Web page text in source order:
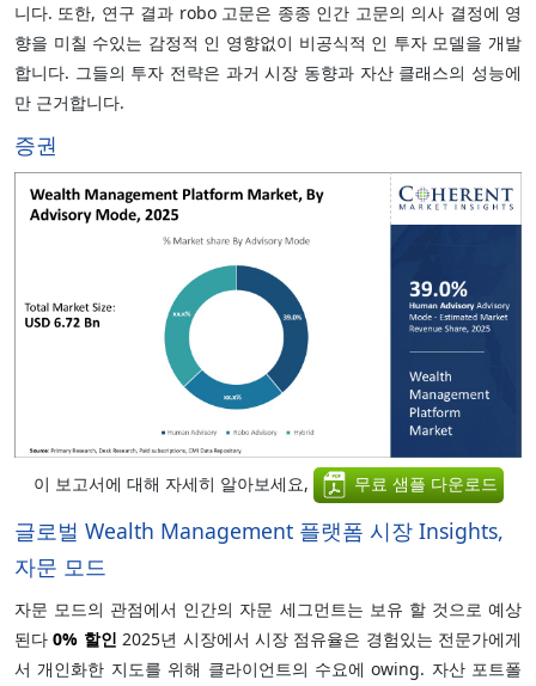
니다. 또한, 연구 결과 robo 고문은 종종 인간 고문의 의사 결정에 영
향을 미칠 수있는 감정적 인 영향없이 비공식적 인 투자 모델을 개발
합니다. 그들의 투자 전략은 과거 시장 동향과 자산 클래스의 성능에
만 근거합니다.
증권
이 보고서에 대해 자세히 알아보세요, 무료 샘플 다운로드
글로벌 Wealth Management 플랫폼 시장 Insights,
자문 모드
자문 모드의 관점에서 인간의 자문 세그먼트는 보유 할 것으로 예상
된다0% 할인 2025년 시장에서 시장 점유율은 경험있는 전문가에게
서 개인화한 지도를 위해 클라이언트의 수요에 owing. 자산 포트폴